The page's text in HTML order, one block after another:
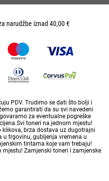
narudžbe iznad 40,00 €
PDV. Trudimo se dati što bolji i
garantirati da su svi navedeni
za eventualne pogreške
toneri na jednom mjestu!
brza dostava uz dugotrajni
u trgovinu, gubljenja vremena u
tintama koje vam trebaju!
mjestu! Zamjenski toneri i zamjenske